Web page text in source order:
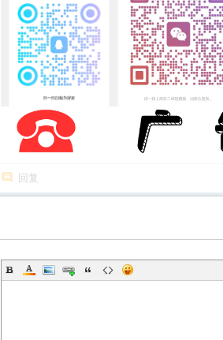
回复